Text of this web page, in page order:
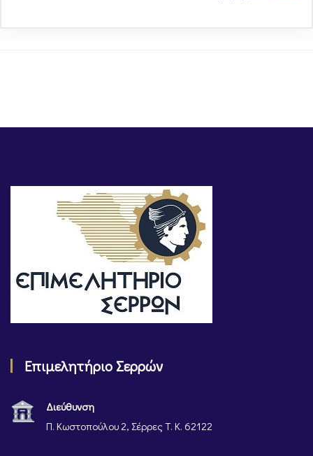
Επιμελητήριο Σερρών
Διεύθυνση
Π. Κωστοπούλου 2, Σέρρες Τ. Κ. 62122